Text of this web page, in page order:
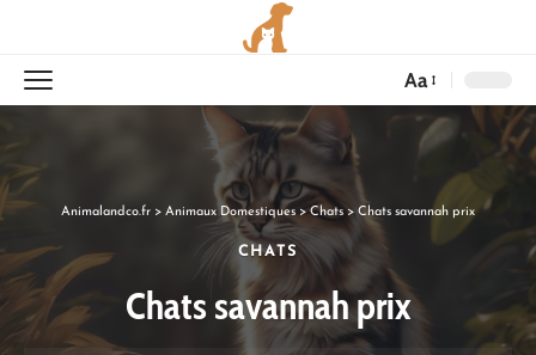
Aa
Animalandco.fr > Animaux Domestiques > Chats > Chats savannah prix
CHATS
Chats savannah prix